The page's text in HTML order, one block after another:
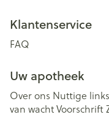
Klantenservice
FAQ
Uw apotheek
Over ons Nuttige links
van wachtVoorschrift